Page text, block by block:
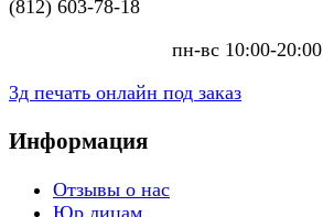
(812) 603-78-18
пн-вс 10:00-20:00
3д печать онлайн под заказ
Информация
Отзывы о нас
Юр.лицам